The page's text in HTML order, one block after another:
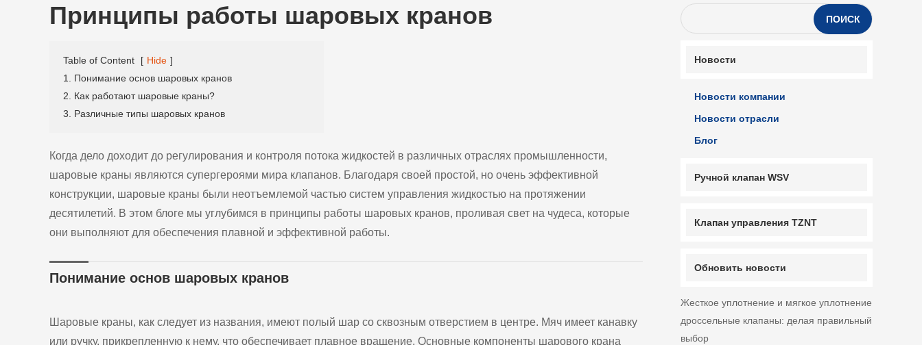
Принципы работы шаровых кранов
Table of Content [ Hide ]
1. Понимание основ шаровых кранов
2. Как работают шаровые краны?
3. Различные типы шаровых кранов
Когда дело доходит до регулирования и контроля потока жидкостей в различных отраслях промышленности,
шаровые краны являются супергероями мира клапанов. Благодаря своей простой, но очень эффективной
конструкции, шаровые краны были неотъемлемой частью систем управления жидкостью на протяжении
десятилетий. В этом блоге мы углубимся в принципы работы шаровых кранов, проливая свет на чудеса, которые
они выполняют для обеспечения плавной и эффективной работы.
Понимание основ шаровых кранов
Шаровые краны, как следует из названия, имеют полый шар со сквозным отверстием в центре. Мяч имеет канавку
или ручку, прикрепленную к нему, что обеспечивает плавное вращение. Основные компоненты шарового крана
ПОИСК
Новости
Новости компании
Новости отрасли
Блог
Ручной клапан WSV
Клапан управления TZNT
Обновить новости
Жесткое уплотнение и мягкое уплотнение
дроссельные клапаны: делая правильный
выбор